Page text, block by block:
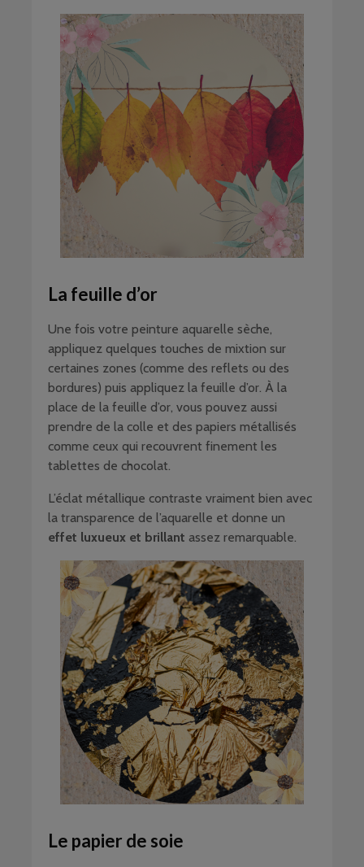
La feuille d’or
Une fois votre peinture aquarelle sèche,
appliquez quelques touches de mixtion sur
certaines zones (comme des reflets ou des
bordures) puis appliquez la feuille d’or. À la
place de la feuille d’or, vous pouvez aussi
prendre de la colle et des papiers métallisés
comme ceux qui recouvrent finement les
tablettes de chocolat.
L’éclat métallique contraste vraiment bien avec
la transparence de l’aquarelle et donne un
effet luxueux et brillant assez remarquable.
Le papier de soie